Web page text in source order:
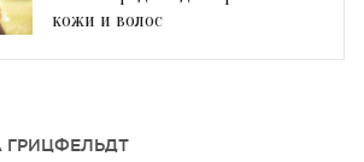
кожи и волос